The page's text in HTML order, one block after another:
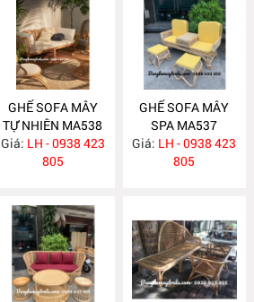
GHẾ SOFA MÂY
TỰ NHIÊN MA538
Giá: LH - 0938 423
805
GHẾ SOFA MÂY
SPA MA537
Giá: LH - 0938 423
805